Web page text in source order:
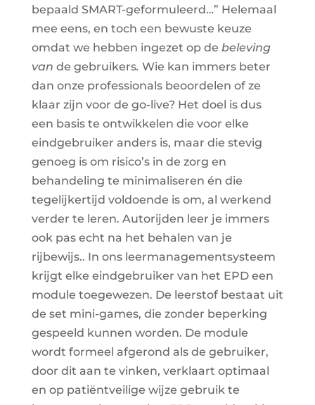
bepaald SMART-geformuleerd…” Helemaal
mee eens, en toch een bewuste keuze
omdat we hebben ingezet op de beleving
van de gebruikers. Wie kan immers beter
dan onze professionals beoordelen of ze
klaar zijn voor de go-live? Het doel is dus
een basis te ontwikkelen die voor elke
eindgebruiker anders is, maar die stevig
genoeg is om risico’s in de zorg en
behandeling te minimaliseren én die
tegelijkertijd voldoende is om, al werkend
verder te leren. Autorijden leer je immers
ook pas echt na het behalen van je
rijbewijs.. In ons leermanagementsysteem
krijgt elke eindgebruiker van het EPD een
module toegewezen. De leerstof bestaat uit
de set mini-games, die zonder beperking
gespeeld kunnen worden. De module
wordt formeel afgerond als de gebruiker,
door dit aan te vinken, verklaart optimaal
en op patiëntveilige wijze gebruik te